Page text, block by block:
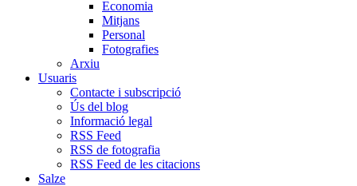
Economia
Mitjans
Personal
Fotografies
Arxiu
Usuaris
Contacte i subscripció
Ús del blog
Informació legal
RSS Feed
RSS de fotografia
RSS Feed de les citacions
Salze